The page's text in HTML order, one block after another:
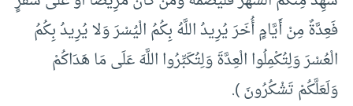
فَعِدَّةٌ مِنْ أَيَّامٍ أُخَرَ يُرِيدُ اللَّهُ بِكُمُ الْيُسْرَ وَلا يُرِيدُ بِكُمُ
الْعُسْرَ وَلِتُكْمِلُوا الْعِدَّةَ وَلِتُكَبِّرُوا اللَّهَ عَلَى مَا هَدَاكُمْ
وَلَعَلَّكُمْ تَشْكُرُونَ ).